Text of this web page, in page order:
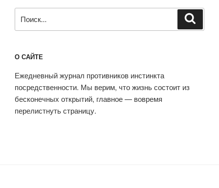
О САЙТЕ
Ежедневный журнал противников инстинкта
посредственности. Мы верим, что жизнь состоит из
бесконечных открытий, главное — вовремя
перелистнуть страницу.